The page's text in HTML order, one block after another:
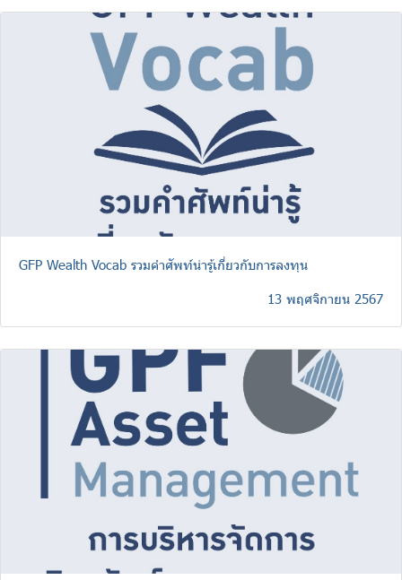
GFP Wealth Vocab รวมคำศัพท์น่ารู้เกี่ยวกับการลงทุน
13 พฤศจิกายน 2567